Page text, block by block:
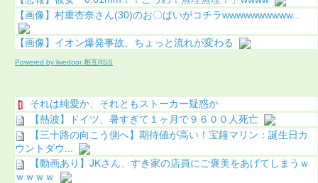
【画像】村重杏奈さん(30)のお〇ぱいがコチラwwwwwwwwww...
【画像】イオン爆発事故、ちょっと流れが変わる
Powered by livedoor 相互RSS
それは純愛か、それともストーカー疑惑か
【熱波】ドイツ、暑すぎて１ヶ月で９６００人死亡
【三十路の向こう側へ】期待値が高い！宝鐘マリン：誕生日カ
ウントダウ...
【動画あり】JKさん、すき家の店員にご褒美をあげてしまうｗ
ｗｗｗｗ